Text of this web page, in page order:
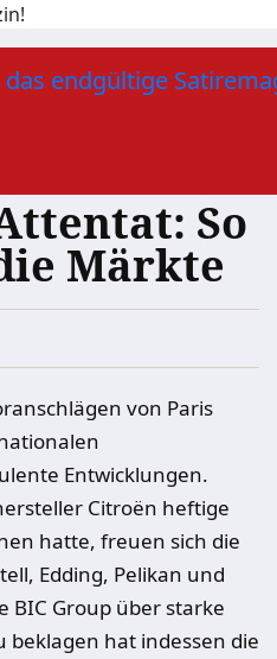
So
Märkte
von Paris
Entwicklungen.
Citroën heftige
hatte, freuen sich die
Edding, Pelikan und
BIC Group über starke
beklagen hat indessen die